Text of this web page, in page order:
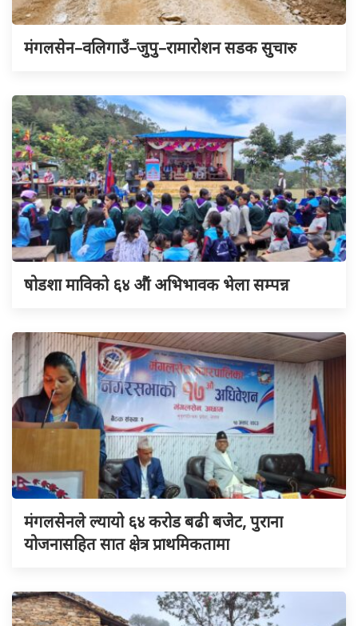
मंगलसेन–वलिगाउँ–जुपु–रामारोशन सडक सुचारु
षोडशा माविको ६४ औं अभिभावक भेला सम्पन्न
मंगलसेनले ल्यायो ६४ करोड बढी बजेट, पुराना
योजनासहित सात क्षेत्र प्राथमिकतामा